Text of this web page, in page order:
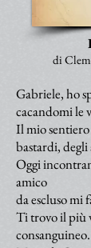
di
Gabriele, ho
cacandomi le
Il mio
bastardi,
Oggi
amico
da escluso mi
Ti trovo il più
consanguineo.